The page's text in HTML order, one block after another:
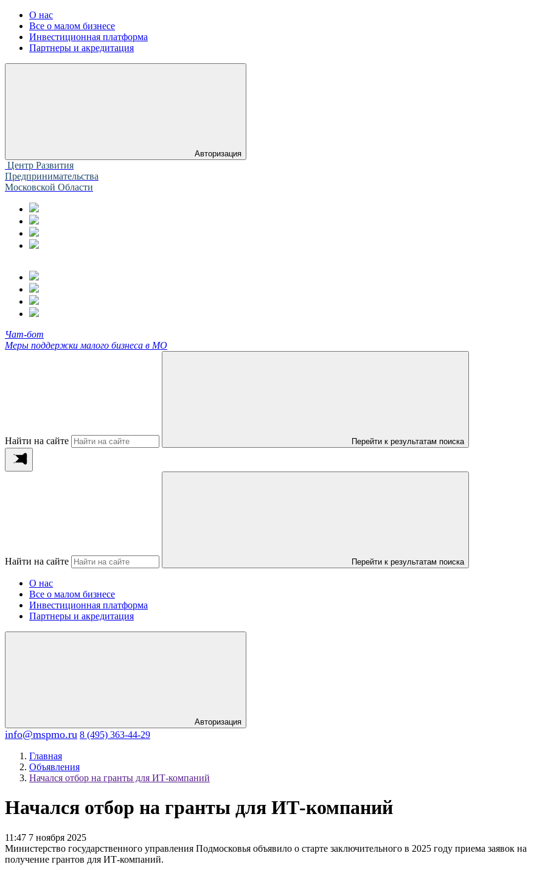
О нас
Все о малом бизнесе
Инвестиционная платформа
Партнеры и акредитация
Авторизация
Центр Развития
Предпринимательства
Московской Области
Чат-бот
Меры поддержки малого бизнеса в МО
Найти на сайте Перейти к результатам поиска
Найти на сайте Перейти к результатам поиска
О нас
Все о малом бизнесе
Инвестиционная платформа
Партнеры и акредитация
Авторизация
info@mspmo.ru 8 (495) 363-44-29
Главная
Объявления
Начался отбор на гранты для ИТ-компаний
Начался отбор на гранты для ИТ-компаний
11:47 7 ноября 2025
Министерство государственного управления Подмосковья объявило о старте заключительного в 2025 году приема заявок на
получение грантов для ИТ-компаний.